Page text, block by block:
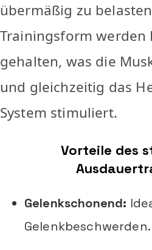
übermäßig zu
Trainingsform werden
gehalten, was die
und gleichzeitig das
System stimuliert.
Vorteile des
Gelenkschonend:
Gelenkbeschwerden.